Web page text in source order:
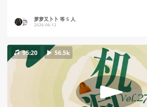
萝萝又卜卜 等 5 人
2026-06-12
95:20 56.5k